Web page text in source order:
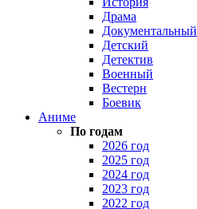
Драма
Документальный
Детский
Детектив
Военный
Вестерн
Боевик
Аниме
По годам
2026 год
2025 год
2024 год
2023 год
2022 год